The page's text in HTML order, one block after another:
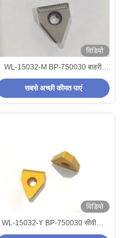
विडियो
WL-15032-M BP-750030 बाहरी
घुमावदार औजारों के लिए कार्बाइड घुमावदार
सम्मिलन
सबसे अच्छी कीमत पाएं
विडियो
WL-15032-Y BP-750030 सीवीडी/
पीवीडी कोटिंग धातु काटने के उपकरण के